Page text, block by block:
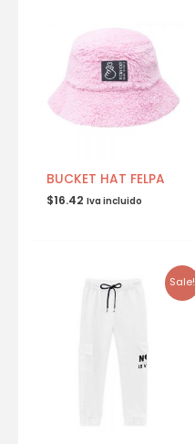
BUCKET HAT FELPA
$16.42 Iva incluido
Sale!